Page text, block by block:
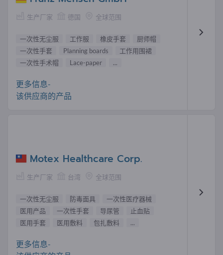
生产厂家 德国 全球范围
一次性无尘服 工作服 橡皮手套
厨师帽
一次性手套
Planning boards
工作用围裙
一次性手术帽
Lace-paper ...
更多信息-
该供应商的产品
Motex Healthcare Corp.
生产厂家 台湾 全球范围
一次性无尘服 防毒面具
一次性医疗器械
医用产品
一次性手套 导尿管
止血贴
医用手套
医用敷料 包扎敷料 ...
更多信息-